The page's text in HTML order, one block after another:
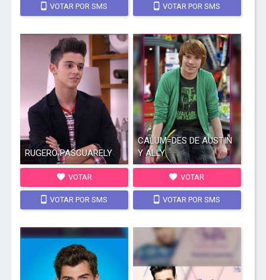
VOTAR POR SMS VOTAR POR SMS
RUGERO PASCUARELY
VOTAR
VOTAR POR SMS
CALUM=DES DE AUSTIN
Y ALLY
VOTAR
VOTAR POR SMS